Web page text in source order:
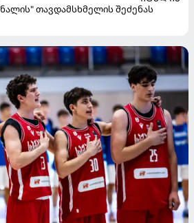
თავდამსხმელის შეძენას